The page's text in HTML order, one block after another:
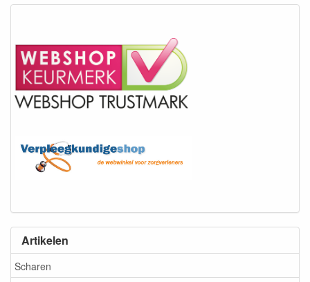
Artikelen
Scharen